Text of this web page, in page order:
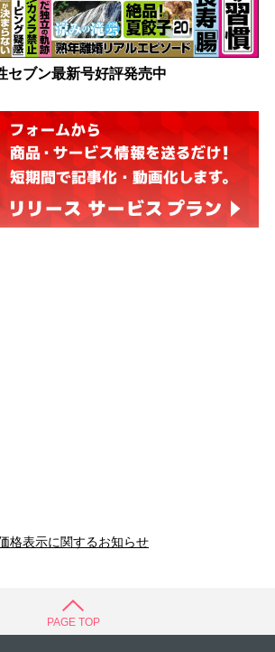
セブン最新号好評発売中
格表示に関するお知らせ
PAGE TOP